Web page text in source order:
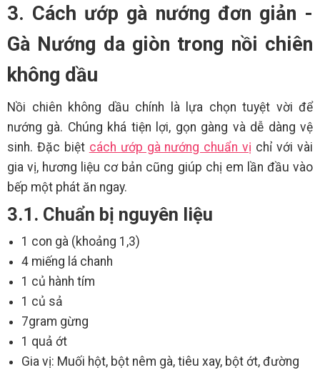
3. Cách ướp gà nướng đơn giản -
Gà Nướng da giòn trong nồi chiên
không dầu
Nồi chiên không dầu chính là lựa chọn tuyệt vời để
nướng gà. Chúng khá tiện lợi, gọn gàng và dễ dàng vệ
sinh. Đặc biệt cách ướp gà nướng chuẩn vị chỉ với vài
gia vị, hương liệu cơ bản cũng giúp chị em lần đầu vào
bếp một phát ăn ngay.
3.1. Chuẩn bị nguyên liệu
1 con gà (khoảng 1,3)
4 miếng lá chanh
1 củ hành tím
1 củ sả
7gram gừng
1 quả ớt
Gia vị: Muối hột, bột nêm gà, tiêu xay, bột ớt, đường